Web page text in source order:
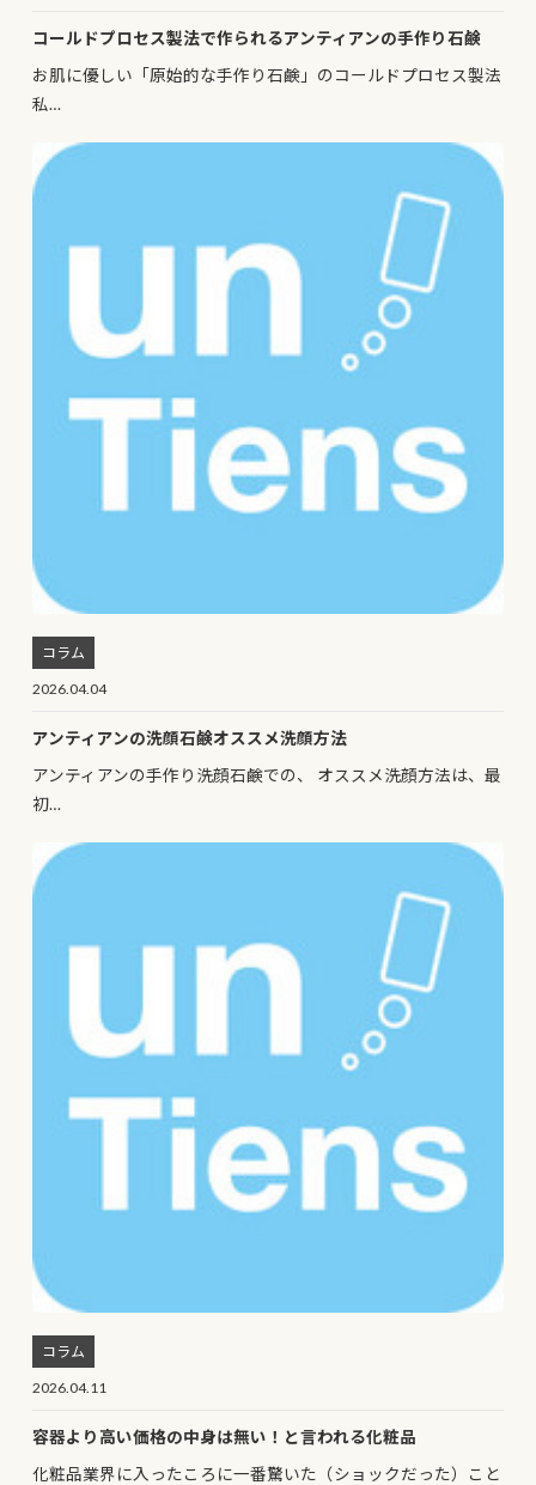
コールドプロセス製法で作られるアンティアンの手作り石鹸
お肌に優しい「原始的な手作り石鹸」のコールドプロセス製法
私…
コラム
2026.04.04
アンティアンの洗顔石鹸オススメ洗顔方法
アンティアンの手作り洗顔石鹸での、 オススメ洗顔方法は、最
初…
コラム
2026.04.11
容器より高い価格の中身は無い！と言われる化粧品
化粧品業界に入ったころに一番驚いた（ショックだった）こと